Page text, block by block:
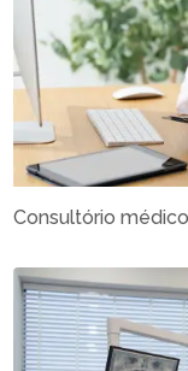
Consultório